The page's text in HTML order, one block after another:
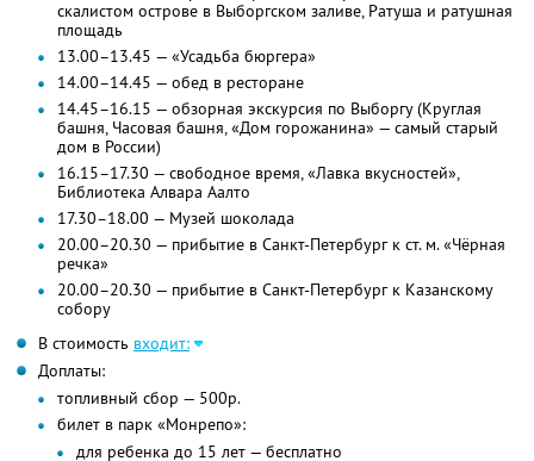
скалистом острове в Выборгском заливе, Ратуша и ратушная
площадь
13.00–13.45 — «Усадьба бюргера»
14.00–14.45 — обед в ресторане
14.45–16.15 — обзорная экскурсия по Выборгу (Круглая
башня, Часовая башня, «Дом горожанина» — самый старый
дом в России)
16.15–17.30 — свободное время, «Лавка вкусностей»,
Библиотека Алвара Аалто
17.30–18.00 — Музей шоколада
20.00–20.30 — прибытие в Санкт-Петербург к ст. м. «Чёрная
речка»
20.00–20.30 — прибытие в Санкт-Петербург к Казанскому
собору
В стоимость входит:
Доплаты:
топливный сбор — 500р.
билет в парк «Монрепо»:
для ребенка до 15 лет — бесплатно